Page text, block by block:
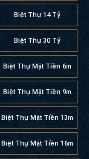
Biệt Thự 14 Tỷ
Biệt Thự 30 Tỷ
Biệt Thự Mặt Tiền 6m
Biệt Thự Mặt Tiền 9m
Biệt Thự Mặt Tiền 13m
Biệt Thự Mặt Tiền 16m